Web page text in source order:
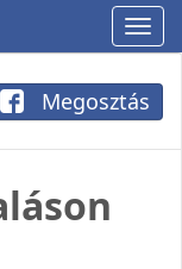
Megosztás